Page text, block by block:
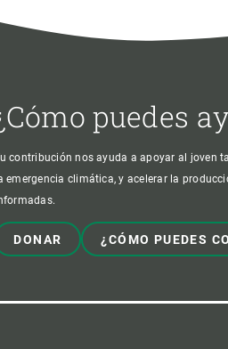
puedes
contribución nos ayuda a apoyar al joven
emergencia climática, y acelerar la
DONAR ¿CÓMO PUEDES